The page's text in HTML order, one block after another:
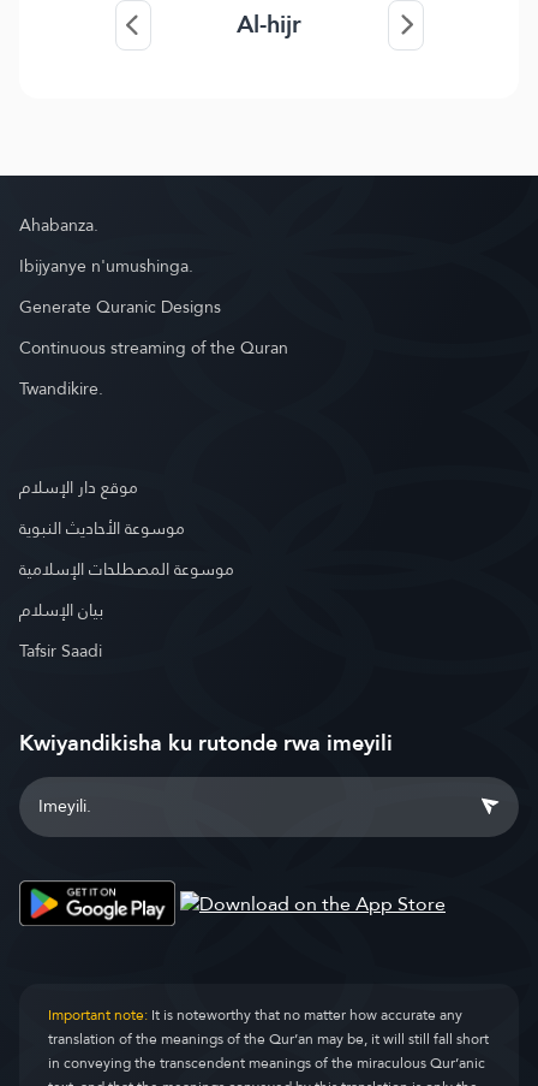
Al-hijr
Ahabanza.
Ibijyanye n'umushinga.
Generate Quranic Designs
Continuous streaming of the Quran
Twandikire.
موقع دار الإسلام
موسوعة الأحاديث النبوية
موسوعة المصطلحات الإسلامية
بيان الإسلام
Tafsir Saadi
Kwiyandikisha ku rutonde rwa imeyili
Important note:It is noteworthy that no matter how accurate any
translation of the meanings of the Qur’an may be, it will still fall short
in conveying the transcendent meanings of the miraculous Qur’anic